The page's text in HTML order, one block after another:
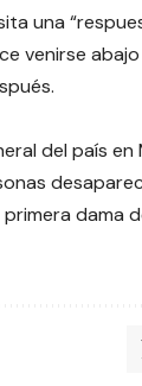
una
venirse
del país en
dama